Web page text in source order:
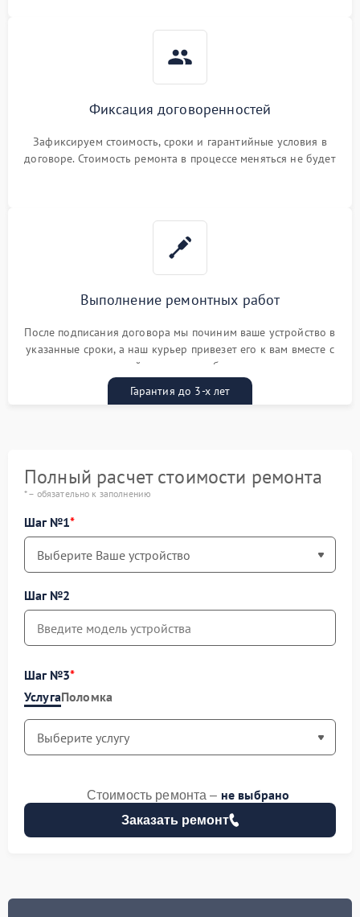
Фиксация договоренностей
Зафиксируем стоимость, сроки и гарантийные условия в
договоре. Стоимость ремонта в процессе меняться не будет
Выполнение ремонтных работ
После подписания договора мы починим ваше устройство в
указанные сроки, а наш курьер привезет его к вам вместе с
гарантийным талоном бесплатно
Гарантия до 3-х лет
Полный расчет стоимости ремонта
* – обязательно к заполнению
Шаг №1
Шаг №2
Шаг №3
УслугаПоломка
Заказать ремонт
Стоимость ремонта – не выбрано